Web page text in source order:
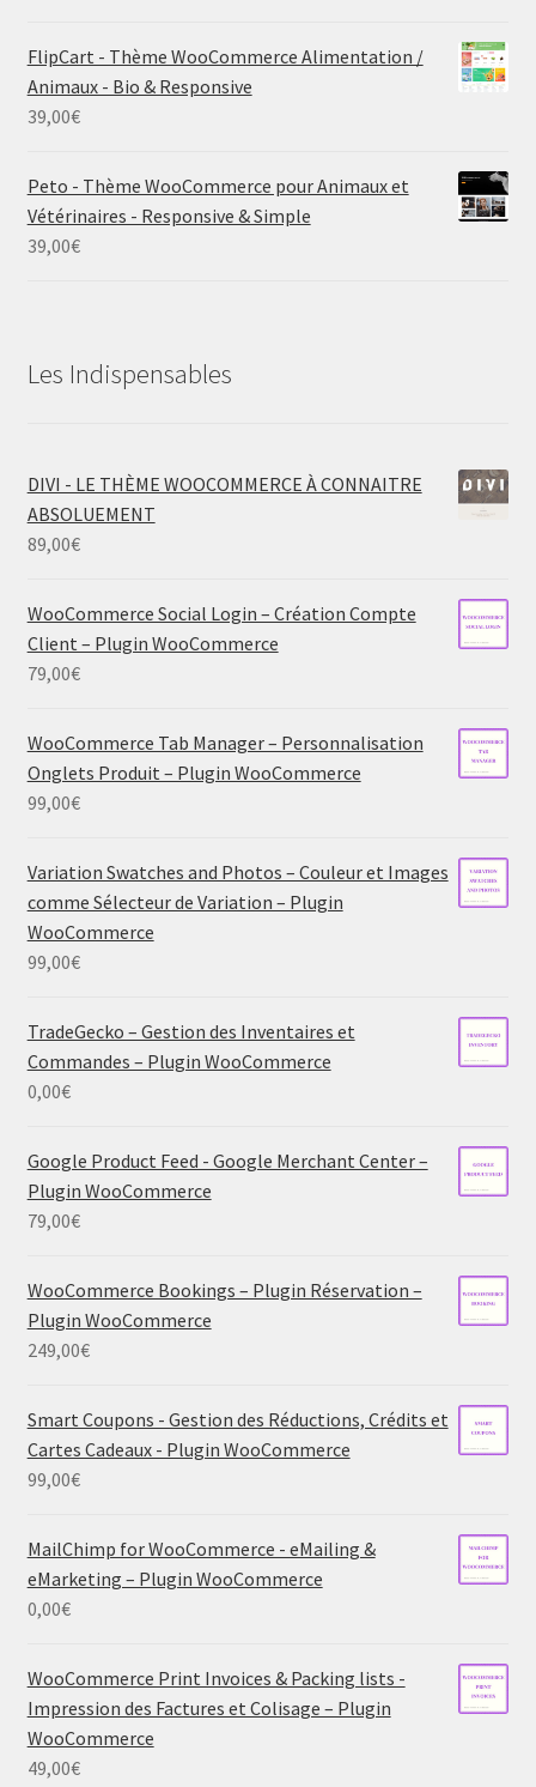
FlipCart - Thème WooCommerce Alimentation /
Animaux - Bio & Responsive
39,00€
Peto - Thème WooCommerce pour Animaux et
Vétérinaires - Responsive & Simple
39,00€
Les Indispensables
DIVI - LE THÈME WOOCOMMERCE À CONNAITRE
ABSOLUEMENT
89,00€
WooCommerce Social Login – Création Compte
Client – Plugin WooCommerce
79,00€
WooCommerce Tab Manager – Personnalisation
Onglets Produit – Plugin WooCommerce
99,00€
Variation Swatches and Photos – Couleur et Images
comme Sélecteur de Variation – Plugin
WooCommerce
99,00€
TradeGecko – Gestion des Inventaires et
Commandes – Plugin WooCommerce
0,00€
Google Product Feed - Google Merchant Center –
Plugin WooCommerce
79,00€
WooCommerce Bookings – Plugin Réservation –
Plugin WooCommerce
249,00€
Smart Coupons - Gestion des Réductions, Crédits et
Cartes Cadeaux - Plugin WooCommerce
99,00€
MailChimp for WooCommerce - eMailing &
eMarketing – Plugin WooCommerce
0,00€
WooCommerce Print Invoices & Packing lists -
Impression des Factures et Colisage – Plugin
WooCommerce
49,00€